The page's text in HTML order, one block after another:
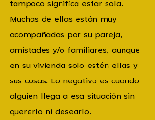
tampoco significa estar sola.
Muchas de ellas están muy
acompañadas por su pareja,
amistades y/o familiares, aunque
en su vivienda solo estén ellas y
sus cosas. Lo negativo es cuando
alguien llega a esa situación sin
quererlo ni desearlo.